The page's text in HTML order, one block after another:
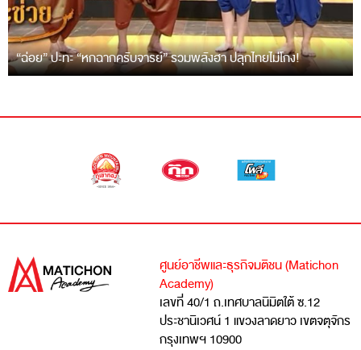
“ฉ่อย” ปะทะ “หกฉากครับจารย์” รวมพลังฮา ปลุกไทยไม่โกง!
ศูนย์อาชีพและธุรกิจมติชน (Matichon
Academy)
เลขที่ 40/1 ถ.เทศบาลนิมิตใต้ ซ.12
ประชานิเวศน์ 1 แขวงลาดยาว เขตจตุจักร
กรุงเทพฯ 10900